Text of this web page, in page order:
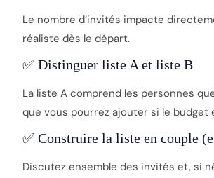
Le nombre d’invités impacte
réaliste dès le départ.
✅ Distinguer liste A et liste B
La liste A comprend les personnes
que vous pourrez ajouter si le budget
✅ Construire la liste en couple
Discutez ensemble des invités et, si